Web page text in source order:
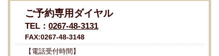
ご予約専用ダイヤル
TEL：0267-48-3131
FAX:0267-48-3148
【電話受付時間】